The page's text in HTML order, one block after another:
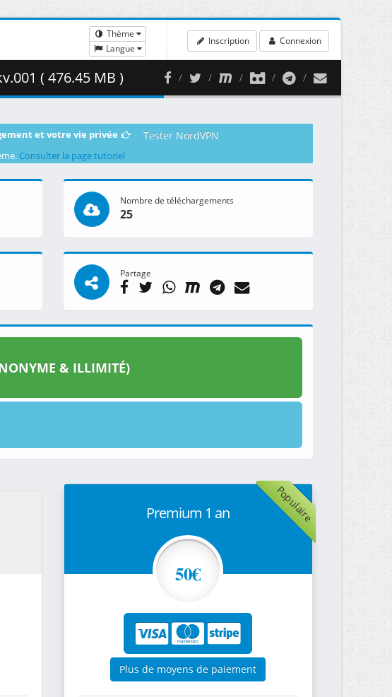
Thème
Langue
Inscription Connexion
( 476.45 MB )
et votre vie privée Tester NordVPN
Consulter la page tutoriel
Nombre de téléchargements
25
Partage
& ILLIMITÉ)
Populaire
Premium 1 an
50€
Plus de moyens de paiement